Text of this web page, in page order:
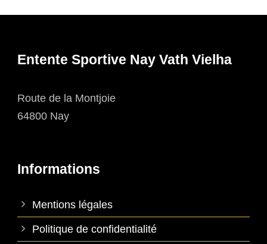
Entente Sportive Nay Vath Vielha
Route de la Montjoie
64800 Nay
Informations
Mentions légales
Politique de confidentialité